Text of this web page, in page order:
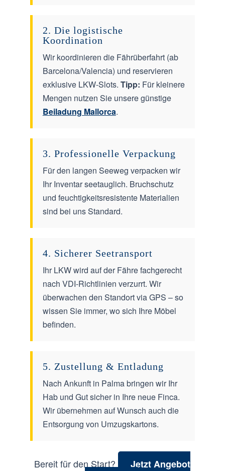
2. Die logistische
Koordination
Wir koordinieren die Fährüberfahrt (ab
Barcelona/Valencia) und reservieren
exklusive LKW-Slots. Tipp: Für kleinere
Mengen nutzen Sie unsere günstige
Beiladung Mallorca.
3. Professionelle Verpackung
Für den langen Seeweg verpacken wir
Ihr Inventar seetauglich. Bruchschutz
und feuchtigkeitsresistente Materialien
sind bei uns Standard.
4. Sicherer Seetransport
Ihr LKW wird auf der Fähre fachgerecht
nach VDI-Richtlinien verzurrt. Wir
überwachen den Standort via GPS – so
wissen Sie immer, wo sich Ihre Möbel
befinden.
5. Zustellung & Entladung
Nach Ankunft in Palma bringen wir Ihr
Hab und Gut sicher in Ihre neue Finca.
Wir übernehmen auf Wunsch auch die
Entsorgung von Umzugskartons.
Bereit für den Start?
Jetzt Angebot